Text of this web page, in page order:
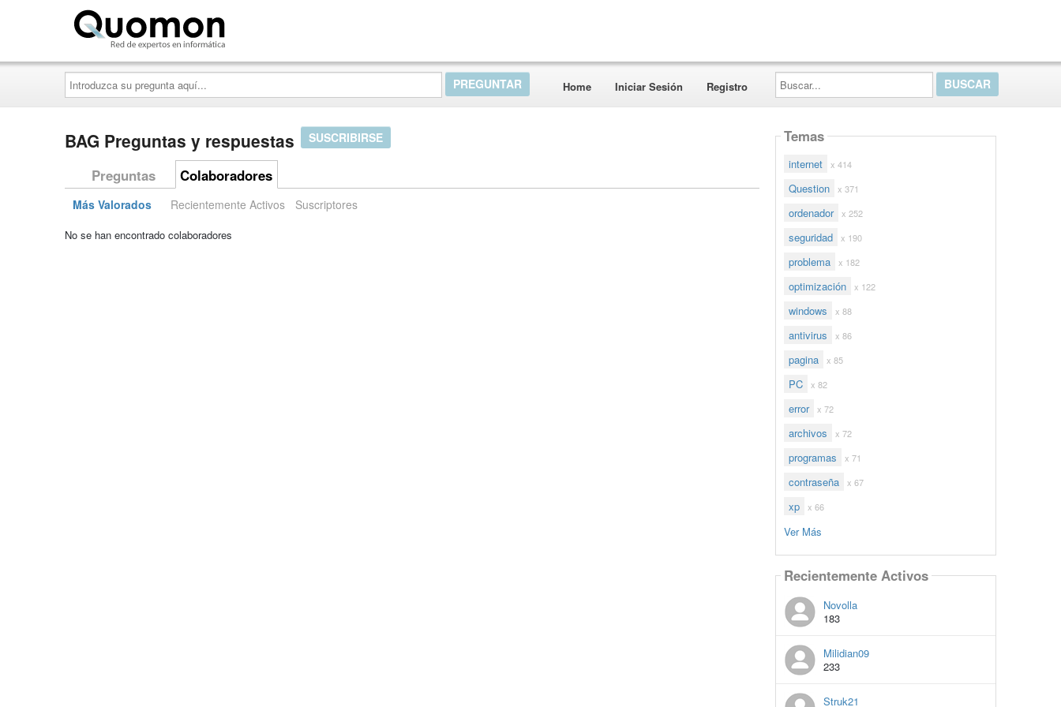
Introduzca
su
pregunta
aquí...
Home Iniciar Sesión Registro
Buscar...
BAG Preguntas y respuestas SUSCRIBIRSE
Preguntas Colaboradores
Más Valorados Recientemente Activos Suscriptores
No se han encontrado colaboradores
Temas
internet x 414
Question x 371
ordenador x 252
seguridad x 190
problema x 182
optimización x 122
windows x 88
antivirus x 86
pagina x 85
PC x 82
error x 72
archivos x 72
programas x 71
contraseña x 67
xp x 66
Ver Más
Recientemente Activos
Novolla
183
Milidian09
233
Struk21